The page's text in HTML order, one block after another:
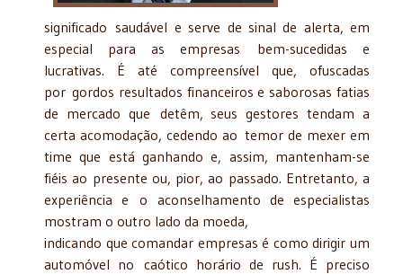
significado saudável e serve de sinal de alerta, em
especial para as empresas bem-sucedidas e
lucrativas. É até compreensível que, ofuscadas
por gordos resultados financeiros e saborosas fatias
de mercado que detêm, seus gestores tendam a
certa acomodação, cedendo ao temor de mexer em
time que está ganhando e, assim, mantenham-se
fiéis ao presente ou, pior, ao passado. Entretanto, a
experiência e o aconselhamento de especialistas
mostram o outro lado da moeda,
indicando que comandar empresas é como dirigir um
automóvel no caótico horário de rush. É preciso